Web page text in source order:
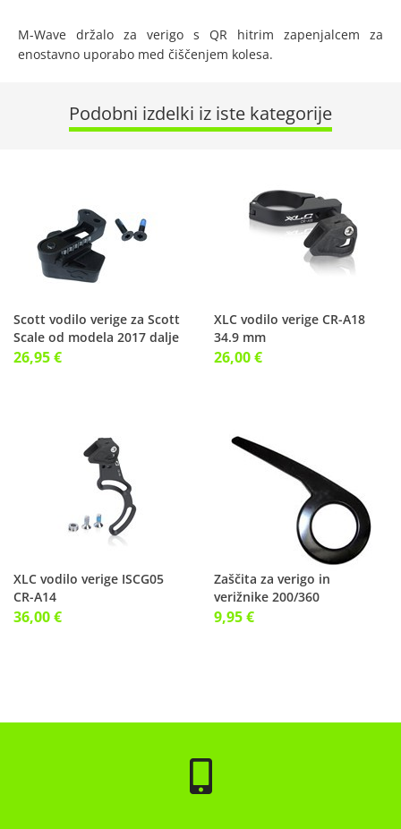
M-Wave držalo za verigo s QR hitrim zapenjalcem za
enostavno uporabo med čiščenjem kolesa.
Podobni izdelki iz iste kategorije
Scott vodilo verige za Scott
Scale od modela 2017 dalje
26,95 €
XLC vodilo verige CR-A18
34.9 mm
26,00 €
XLC vodilo verige ISCG05
CR-A14
36,00 €
Zaščita za verigo in
verižnike 200/360
9,95 €